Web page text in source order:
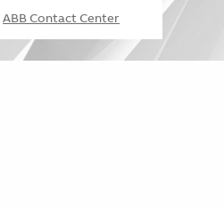
ABB Contact Center